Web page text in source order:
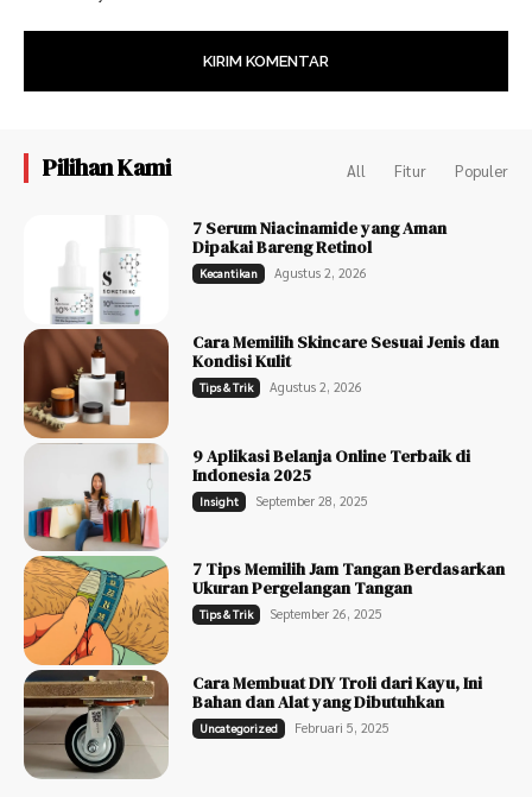
Pilihan Kami All Fitur Populer
7 Serum Niacinamide yang Aman
Dipakai Bareng Retinol
Kecantikan Agustus 2, 2026
Cara Memilih Skincare Sesuai Jenis dan
Kondisi Kulit
Tips & Trik Agustus 2, 2026
9 Aplikasi Belanja Online Terbaik di
Indonesia 2025
Insight September 28, 2025
7 Tips Memilih Jam Tangan Berdasarkan
Ukuran Pergelangan Tangan
Tips & Trik September 26, 2025
Cara Membuat DIY Troli dari Kayu, Ini
Bahan dan Alat yang Dibutuhkan
Uncategorized Februari 5, 2025